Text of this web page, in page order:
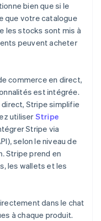
bien que si le
que votre catalogue
les stocks sont mis à
peuvent acheter
commerce en direct,
est intégrée.
Stripe simplifie
utiliser Stripe
Stripe via
selon le niveau de
Stripe prend en
les wallets et les
dans le chat
à chaque produit.